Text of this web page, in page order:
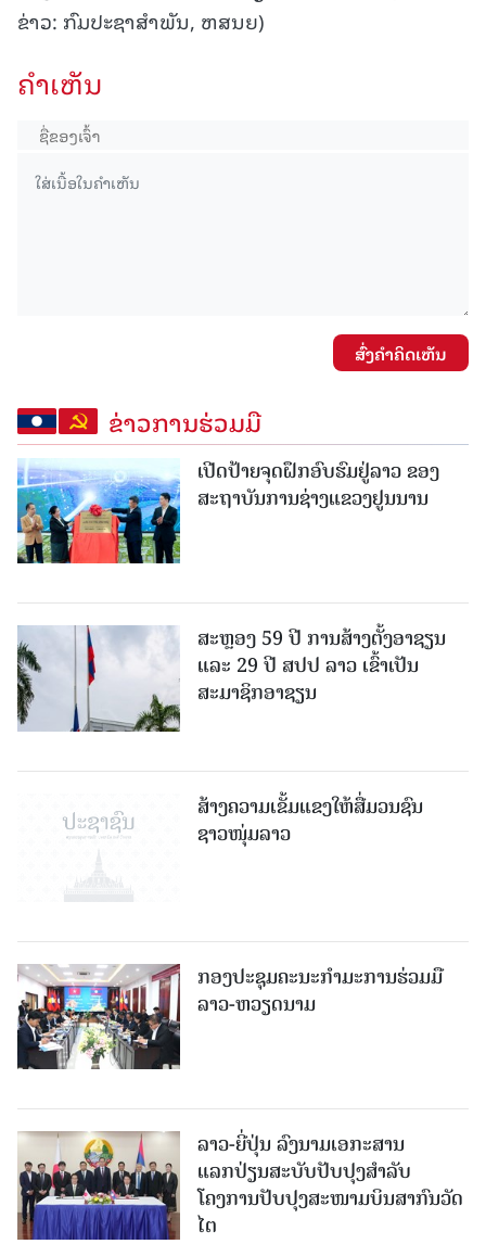
ຂ່າວ: ກົມປະຊາສຳພັນ, ຫສນຍ)
ຄໍາເຫັນ
ສົ່ງຄໍາຄິດເຫັນ
ຂ່າວການຮ່ວມມື
ເປີດປ້າຍຈຸດຝຶກອົບຮົມຢູ່ລາວ ຂອງ
ສະຖາບັນການຊ່າງແຂວງຢູນນານ
ສະຫຼອງ 59 ປີ ການສ້າງຕັ້ງອາຊຽນ
ແລະ 29 ປີ ສປປ ລາວ ເຂົ້າເປັນ
ສະມາຊິກອາຊຽນ
ສ້າງຄວາມເຂັ້ມແຂງໃຫ້ສື່ມວນຊົນ
ຊາວໜຸ່ມລາວ
ກອງປະຊຸມຄະນະກຳມະການຮ່ວມມື
ລາວ-ຫວຽດນາມ
ລາວ-ຍີ່ປຸ່ນ ລົງນາມເອກະສານ
ແລກປ່ຽນສະບັບປັບປຸງສໍາລັບ
ໂຄງການປັບປຸງສະໜາມບິນສາກົນວັດ
ໄຕ